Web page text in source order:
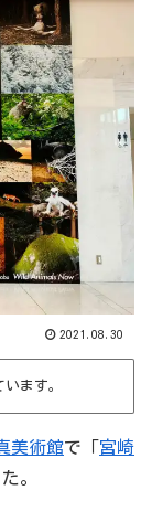
2021.08.30
ます。
美術館で「宮崎
。